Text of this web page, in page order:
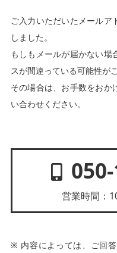
ご入力いただいたメールア
しました。
もしもメールが届かない場
スが間違っている可能性が
その場合は、お手数をおか
い合わせください。
営業時間：
※ 内容によっては、ご回